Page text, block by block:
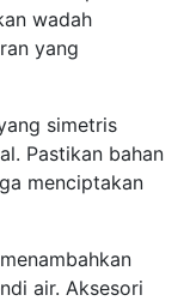
wadah
yang
simetris
Pastikan bahan
menciptakan
air. Aksesori